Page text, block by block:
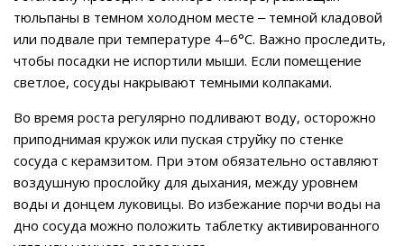
тюльпаны в темном холодном месте ‒ темной кладовой
или подвале при температуре 4–6°C. Важно проследить,
чтобы посадки не испортили мыши. Если помещение
светлое, сосуды накрывают темными колпаками.
Во время роста регулярно подливают воду, осторожно
приподнимая кружок или пуская струйку по стенке
сосуда с керамзитом. При этом обязательно оставляют
воздушную прослойку для дыхания, между уровнем
воды и донцем луковицы. Во избежание порчи воды на
дно сосуда можно положить таблетку активированного